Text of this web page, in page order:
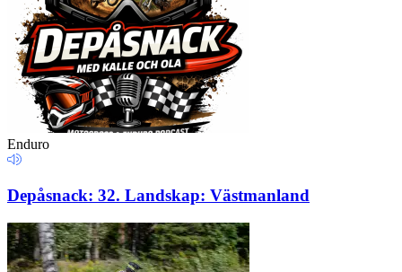
Enduro
Depåsnack: 32. Landskap: Västmanland